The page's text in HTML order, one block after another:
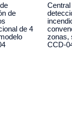
de
de 4
Central
zonas,
CCD-